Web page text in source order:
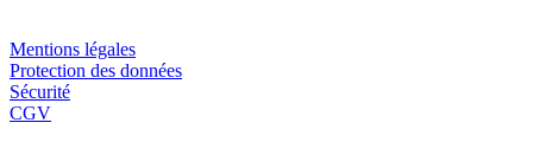
Mentions légales
Protection des données
Sécurité
CGV